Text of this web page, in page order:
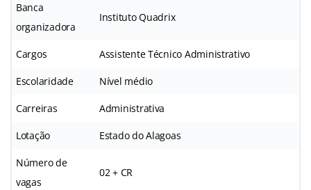
Banca
organizadora
Instituto Quadrix
Cargos Assistente Técnico Administrativo
Escolaridade Nível médio
Carreiras Administrativa
Lotação Estado do Alagoas
Número de
vagas
02 + CR